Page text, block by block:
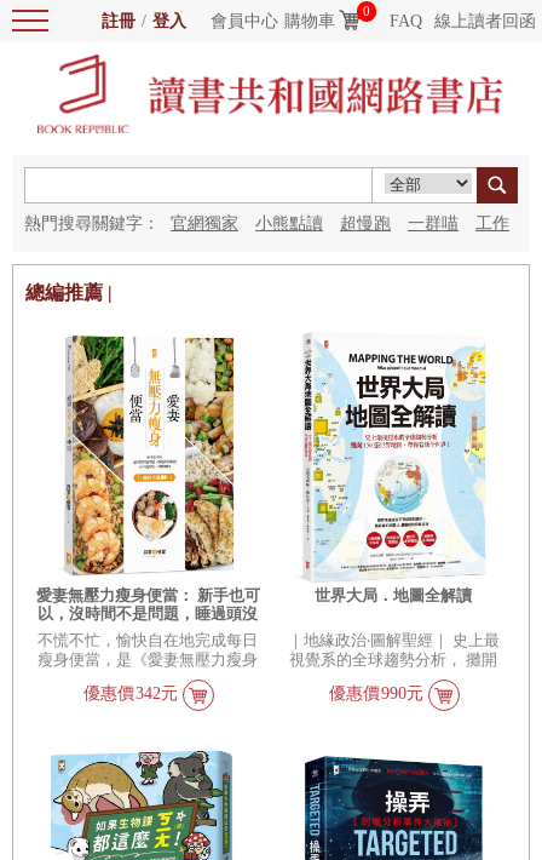
註冊 / 登入 會員中心 購物車
0
FAQ 線上讀者回函
熱門搜尋關鍵字： 官網獨家 小熊點讀 超慢跑 一群喵 工作
細胞 海洋圖書館 紅花
總編推薦 |
愛妻無壓力瘦身便當： 新手也可
以，沒時間不是問題，睡過頭沒
關係，106道好吃、會瘦料理
（真的不復胖~~）
不慌不忙，愉快自在地完成每日
瘦身便當，是《愛妻無壓力瘦身
便當》的最高指導原則(笑~)，今
天起，就與貝蒂一起展開輕鬆無
優惠價342元
世界大局．地圖全解讀
｜地緣政治‧圖解聖經｜ 史上最
視覺系的全球趨勢分析， 攤開
150張全彩世界地圖 Ｘ 70張精彩
圖表， 一次掌握83項國際脈動！
優惠價990元